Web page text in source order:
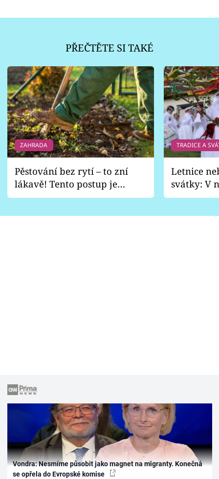
PŘEČTĚTE SI TAKÉ
ZAHRADA
Pěstování bez rytí – to zní
lákavě! Tento postup je
vhodný jen pro některé
TRADICE A
Letnice
svátky: V
pondělí
Vondra: Nesmíme působit jako magnet na migranty. Konečná
se opřela do Evropské komise